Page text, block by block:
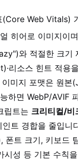
(Core Web Vitals)
히어로 이미지이
와 적절한 크기
리소스 힌트 적용
미지 포맷은 원본
하면 WebP/AVIF
립트는 크리티컬/비
트 경합을 줄입니
폰트 크기, 키보드
시성 등 기본 수칙